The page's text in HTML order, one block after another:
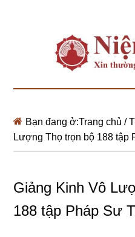
Bạn đang ở:Trang chủ /
Lượng Thọ trọn bộ 188 tập
Giảng Kinh Vô
188 tập Pháp Sư